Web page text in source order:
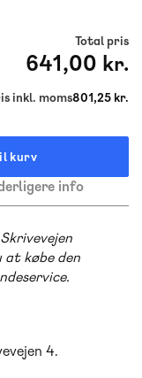
Total pris
641,00 kr.
inkl. moms801,25 kr.
kurv
info
købe den
4.